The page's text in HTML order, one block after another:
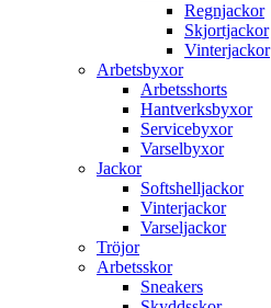
Regnjackor
Skjortjackor
Vinterjackor
Arbetsbyxor
Arbetsshorts
Hantverksbyxor
Servicebyxor
Varselbyxor
Jackor
Softshelljackor
Vinterjackor
Varseljackor
Tröjor
Arbetsskor
Sneakers